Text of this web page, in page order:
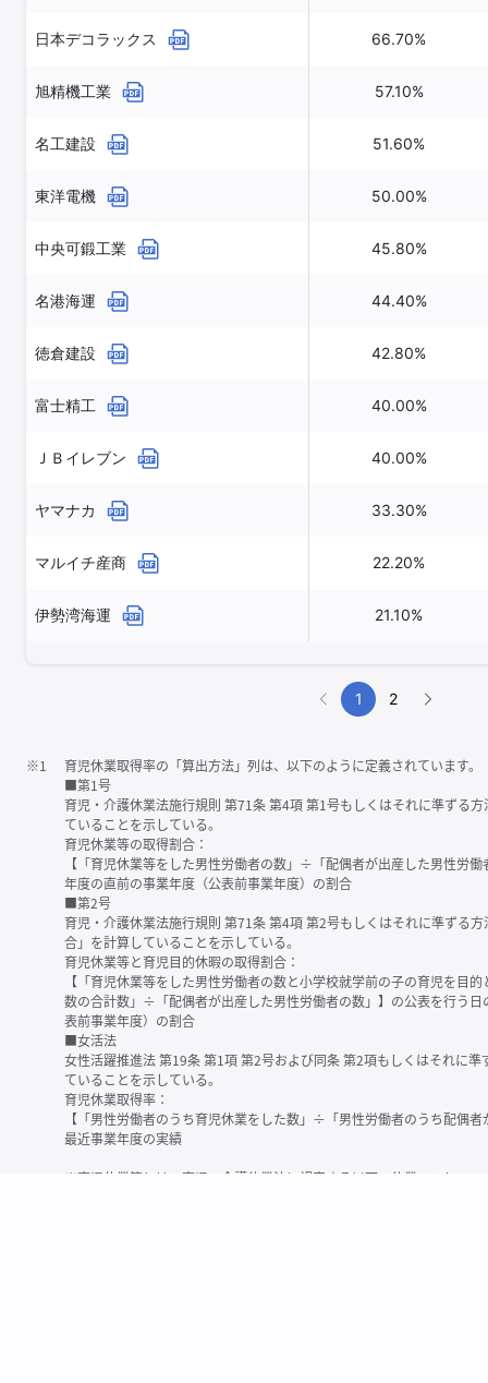
日本デコラックス 66.70%
旭精機工業 57.10%
名工建設 51.60%
東洋電機 50.00%
中央可鍛工業 45.80%
名港海運 44.40%
徳倉建設 42.80%
富士精工 40.00%
ＪＢイレブン 40.00%
ヤマナカ 33.30%
マルイチ産商 22.20%
伊勢湾海運 21.10%
1 2
※1
育児休業取得率の「算出方法」列は、以下のように定義されています。
■第1号
育児・介護休業法施行規則 第71条 第4項 第1号もしくはそれに準ずる
ていることを示している。
育児休業等の取得割合：
【「育児休業等をした男性労働者の数」÷「配偶者が出産した男性労
年度の直前の事業年度（公表前事業年度）の割合
■第2号
育児・介護休業法施行規則 第71条 第4項 第2号もしくはそれに準ずる
合」を計算していることを示している。
育児休業等と育児目的休暇の取得割合：
【「育児休業等をした男性労働者の数と小学校就学前の子の育児を目
数の合計数」÷「配偶者が出産した男性労働者の数」】の公表を行う
表前事業年度）の割合
■女活法
女性活躍推進法 第19条 第1項 第2号および同条 第2項もしくはそれに
ていることを示している。
育児休業取得率：
【「男性労働者のうち育児休業をした数」÷「男性労働者のうち配偶
最近事業年度の実績
※育児休業等とは、育児・介護休業法に規定する以下の休業のこと